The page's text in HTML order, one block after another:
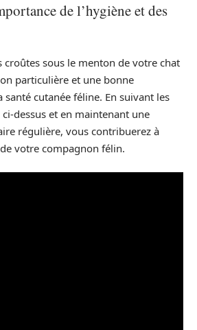
de l’hygiène et des
croûtes sous le menton de votre chat
particulière et une bonne
cutanée féline. En suivant les
dessus et en maintenant une
régulière, vous contribuerez à
votre compagnon félin.